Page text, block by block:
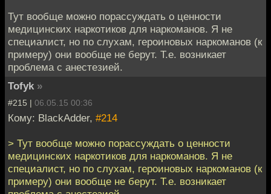
Тут вообще можно порассуждать о ценности
медицинских наркотиков для наркоманов. Я не
специалист, но по слухам, героиновых наркоманов (к
примеру) они вообще не берут. Т.е. возникает
проблема с анестезией.
Tofyk »
#215 | 06.05.15 00:36
Кому: BlackAdder, #214
> Тут вообще можно порассуждать о ценности
медицинских наркотиков для наркоманов. Я не
специалист, но по слухам, героиновых наркоманов (к
примеру) они вообще не берут. Т.е. возникает